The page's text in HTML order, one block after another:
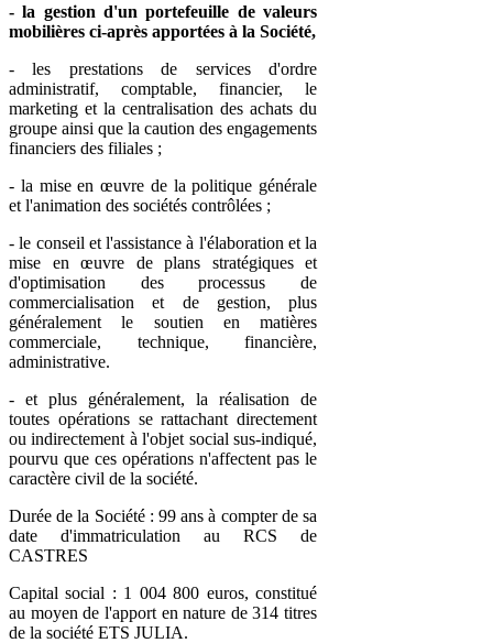
- la gestion d'un portefeuille de valeurs
mobilières ci-après apportées à la Société,
- les prestations de services d'ordre
administratif, comptable, financier, le
marketing et la centralisation des achats du
groupe ainsi que la caution des engagements
financiers des filiales ;
- la mise en œuvre de la politique générale
et l'animation des sociétés contrôlées ;
- le conseil et l'assistance à l'élaboration et la
mise en œuvre de plans stratégiques et
d'optimisation des processus de
commercialisation et de gestion, plus
généralement le soutien en matières
commerciale, technique, financière,
administrative.
- et plus généralement, la réalisation de
toutes opérations se rattachant directement
ou indirectement à l'objet social sus-indiqué,
pourvu que ces opérations n'affectent pas le
caractère civil de la société.
Durée de la Société : 99 ans à compter de sa
date d'immatriculation au RCS de
CASTRES
Capital social : 1 004 800 euros, constitué
au moyen de l'apport en nature de 314 titres
de la société ETS JULIA.